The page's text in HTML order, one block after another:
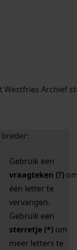
zoektips.
zoektips.
Archief
uw zoekopdracht te
breder:
Gebruik een
vraagteken (?)
één letter te
vervangen.
Gebruik een
sterretje (*) om
meer letters te